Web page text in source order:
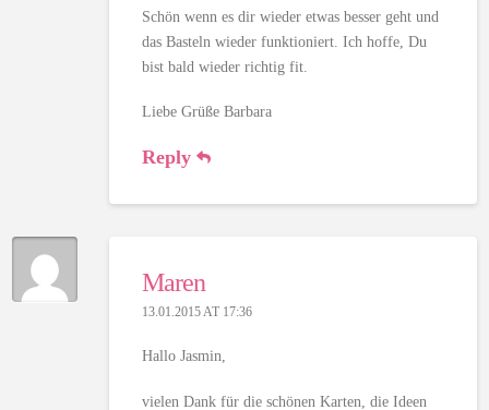
Schön wenn es dir wieder etwas besser geht und
das Basteln wieder funktioniert. Ich hoffe, Du
bist bald wieder richtig fit.
Liebe Grüße Barbara
Reply
Maren
13.01.2015 AT 17:36
Hallo Jasmin,
vielen Dank für die schönen Karten, die Ideen